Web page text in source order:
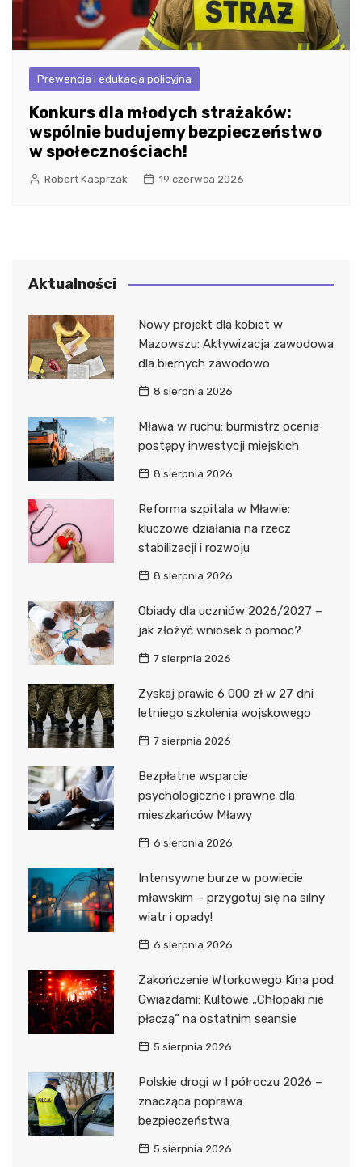
Prewencja i edukacja policyjna
Konkurs dla młodych strażaków:
wspólnie budujemy bezpieczeństwo
w społecznościach!
Robert Kasprzak 19 czerwca 2026
Aktualności
Nowy projekt dla kobiet w
Mazowszu: Aktywizacja zawodowa
dla biernych zawodowo
8 sierpnia 2026
Mława w ruchu: burmistrz ocenia
postępy inwestycji miejskich
8 sierpnia 2026
Reforma szpitala w Mławie:
kluczowe działania na rzecz
stabilizacji i rozwoju
8 sierpnia 2026
Obiady dla uczniów 2026/2027 –
jak złożyć wniosek o pomoc?
7 sierpnia 2026
Zyskaj prawie 6 000 zł w 27 dni
letniego szkolenia wojskowego
7 sierpnia 2026
Bezpłatne wsparcie
psychologiczne i prawne dla
mieszkańców Mławy
6 sierpnia 2026
Intensywne burze w powiecie
mławskim – przygotuj się na silny
wiatr i opady!
6 sierpnia 2026
Zakończenie Wtorkowego Kina pod
Gwiazdami: Kultowe „Chłopaki nie
płaczą” na ostatnim seansie
5 sierpnia 2026
Polskie drogi w I półroczu 2026 –
znacząca poprawa
bezpieczeństwa
5 sierpnia 2026